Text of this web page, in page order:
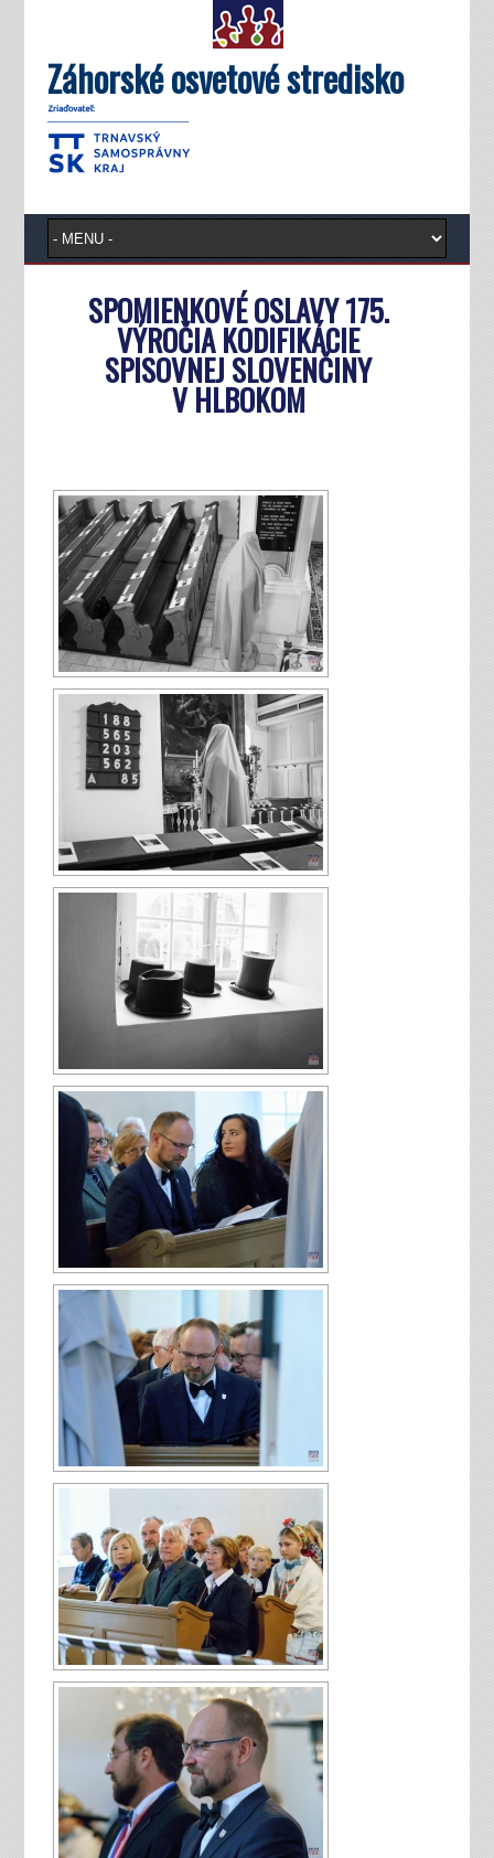
Záhorské osvetové stredisko
SPOMIENKOVÉ OSLAVY 175.
VÝROČIA KODIFIKÁCIE
SPISOVNEJ SLOVENČINY
V HLBOKOM